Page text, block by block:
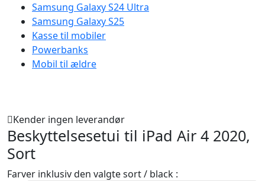
Samsung Galaxy S24 Ultra
Samsung Galaxy S25
Kasse til mobiler
Powerbanks
Mobil til ældre
Kender ingen leverandør
Beskyttelsesetui til iPad Air 4 2020,
Sort
Farver inklusiv den valgte sort / black :